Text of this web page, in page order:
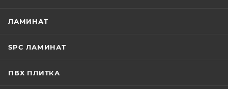
ЛАМИНАТ
SPC ЛАМИНАТ
ПВХ ПЛИТКА